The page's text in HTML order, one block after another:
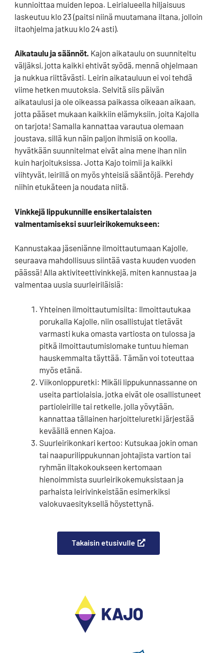
kunnioittaa muiden lepoa. Leirialueella hiljaisuus
laskeutuu klo 23 (paitsi niinä muutamana iltana, jolloin
iltaohjelma jatkuu klo 24 asti).
Aikataulu ja säännöt. Kajon aikataulu on suunniteltu
väljäksi, jotta kaikki ehtivät syödä, mennä ohjelmaan
ja nukkua riittävästi. Leirin aikatauluun ei voi tehdä
viime hetken muutoksia. Selvitä siis päivän
aikataulusi ja ole oikeassa paikassa oikeaan aikaan,
jotta pääset mukaan kaikkiin elämyksiin, joita Kajolla
on tarjota! Samalla kannattaa varautua olemaan
joustava, sillä kun näin paljon ihmisiä on koolla,
hyvätkään suunnitelmat eivät aina mene ihan niin
kuin harjoituksissa. Jotta Kajo toimii ja kaikki
viihtyvät, leirillä on myös yhteisiä sääntöjä. Perehdy
niihin etukäteen ja noudata niitä.
Vinkkejä lippukunnille ensikertalaisten
valmentamiseksi suurleirikokemukseen:
Kannustakaa jäseniänne ilmoittautumaan Kajolle,
seuraava mahdollisuus siintää vasta kuuden vuoden
päässä! Alla aktiviteettivinkkejä, miten kannustaa ja
valmentaa uusia suurleiriläisiä:
Yhteinen ilmoittautumisilta: Ilmoittautukaa
porukalla Kajolle, niin osallistujat tietävät
varmasti kuka omasta vartiosta on tulossa ja
pitkä ilmoittautumislomake tuntuu hieman
hauskemmalta täyttää. Tämän voi toteuttaa
myös etänä.
Viikonloppuretki: Mikäli lippukunnassanne on
useita partiolaisia, jotka eivät ole osallistuneet
partioleirille tai retkelle, jolla yövytään,
kannattaa tällainen harjoitteluretki järjestää
keväällä ennen Kajoa.
Suurleirikonkari kertoo: Kutsukaa jokin oman
tai naapurilippukunnan johtajista vartion tai
ryhmän iltakokoukseen kertomaan
hienoimmista suurleirikokemuksistaan ja
parhaista leirivinkeistään esimerkiksi
valokuvaesityksellä höystettynä.
Takaisin etusivulle